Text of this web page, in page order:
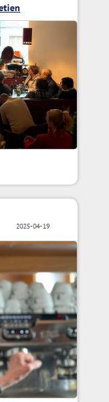
2025-04-19